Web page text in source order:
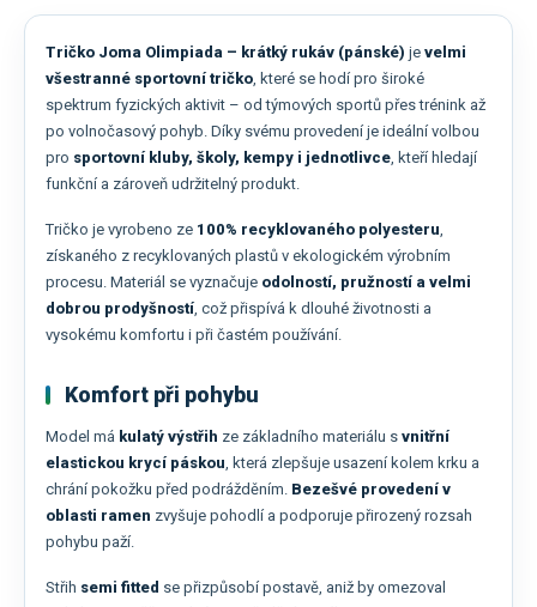
Tričko Joma Olimpiada – krátký rukáv (pánské) je velmi
všestranné sportovní tričko, které se hodí pro široké
spektrum fyzických aktivit – od týmových sportů přes trénink až
po volnočasový pohyb. Díky svému provedení je ideální volbou
pro sportovní kluby, školy, kempy i jednotlivce, kteří hledají
funkční a zároveň udržitelný produkt.
Tričko je vyrobeno ze 100% recyklovaného polyesteru,
získaného z recyklovaných plastů v ekologickém výrobním
procesu. Materiál se vyznačuje odolností, pružností a velmi
dobrou prodyšností, což přispívá k dlouhé životnosti a
vysokému komfortu i při častém používání.
Komfort při pohybu
Model má kulatý výstřih ze základního materiálu s vnitřní
elastickou krycí páskou, která zlepšuje usazení kolem krku a
chrání pokožku před podrážděním. Bezešvé provedení v
oblasti ramen zvyšuje pohodlí a podporuje přirozený rozsah
pohybu paží.
Střih semi fitted se přizpůsobí postavě, aniž by omezoval